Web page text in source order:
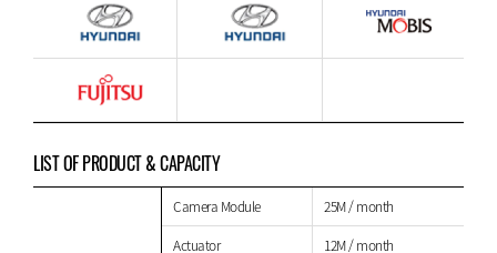
LIST OF PRODUCT & CAPACITY
Camera Module
25M / month
Actuator
12M / month